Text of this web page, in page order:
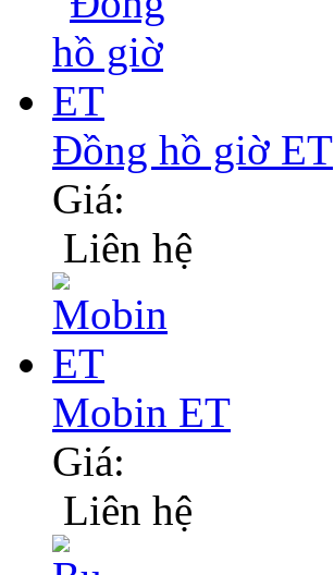
Đồng hồ giờ ET
Giá:
Liên hệ
Mobin ET
Giá:
Liên hệ